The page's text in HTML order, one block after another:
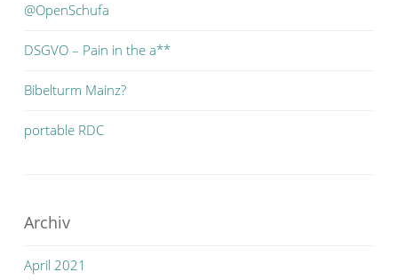
@OpenSchufa
DSGVO – Pain in the a**
Bibelturm Mainz?
portable RDC
Archiv
April 2021